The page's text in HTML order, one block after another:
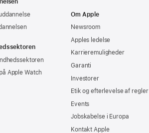
Apple Watch
Om Apple
Newsroom
Apples ledelse
Karrieremuligheder
Garanti
Investorer
Etik og efterlevelse af regler
Events
Jobskabelse i Europa
Kontakt Apple